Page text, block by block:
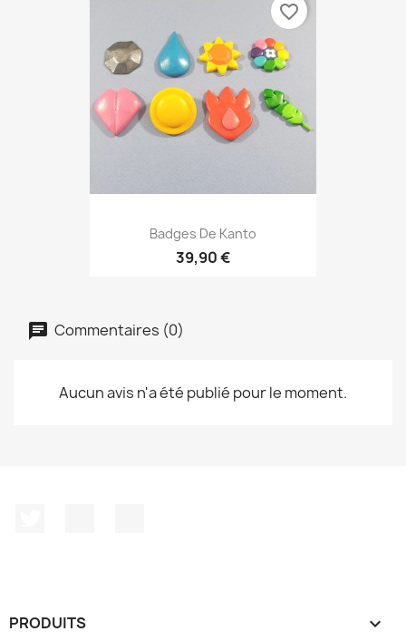
Badges De Kanto
39,90 €
favorite_border
Commentaires (0)
Aucun avis n'a été publié pour le moment.
PRODUITS 